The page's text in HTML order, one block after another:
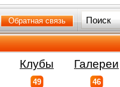
Обратная связь
Клубы
49
Галереи
46